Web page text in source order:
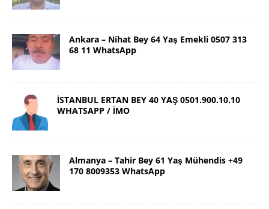
Ankara – Nihat Bey 64 Yaş Emekli 0507 313
68 11 WhatsApp
İSTANBUL ERTAN BEY 40 YAŞ 0501.900.10.10
WHATSAPP / İMO
Almanya – Tahir Bey 61 Yaş Mühendis +49
170 8009353 WhatsApp